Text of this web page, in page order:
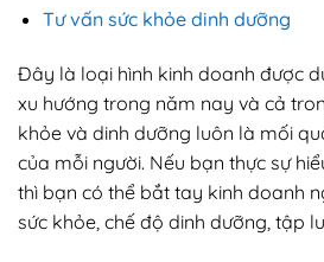
Tư vấn sức khỏe dinh dưỡng
Đây là loại hình kinh doanh được
xu hướng trong năm nay và cả
khỏe và dinh dưỡng luôn là mối
của mỗi người. Nếu bạn thực sự
thì bạn có thể bắt tay kinh doanh
sức khỏe, chế độ dinh dưỡng, tập